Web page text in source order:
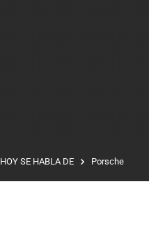
HOY SE HABLA DE Porsche